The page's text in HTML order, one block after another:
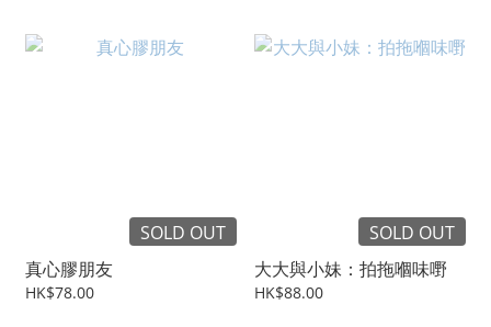
SOLD OUT
真心膠朋友
HK$78.00
SOLD OUT
大大與小妹：拍拖嗰味嘢
HK$88.00